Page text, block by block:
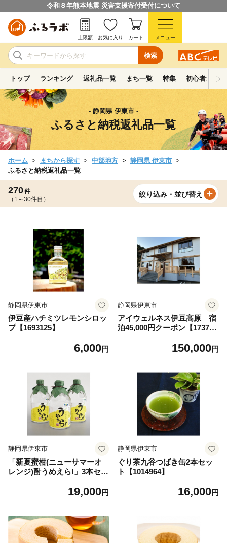
令和８年熊本地震 災害支援寄付受付について
検索
上限額 お気に入り カート メニュー
トップ ランキング 返礼品一覧 まち一覧 特集 初心者ガイド
- 静岡県 伊東市 -
ふるさと納税返礼品一覧
ホーム まちから探す 中部地方
静岡県 伊東市
ふるさと納税返礼品一覧
270件
（1～30件目）
絞り込み・並び替え
静岡県伊東市
伊豆産ハチミツレモンシロッ
プ【1693125】
6,000円
静岡県伊東市
アイウェルネス伊豆高原 宿
泊45,000円クーポン【173751
150,000円
静岡県伊東市
「新夏蜜柑(ニューサマーオ
レンジ)酎うめえら!」3本セッ
19,000円
静岡県伊東市
ぐり茶九谷つばき缶2本セッ
ト【1014964】
16,000円